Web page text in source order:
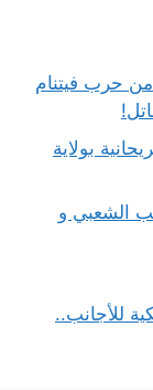
حرب فيتنام
بولاية
الشعبي و
للأجانب..